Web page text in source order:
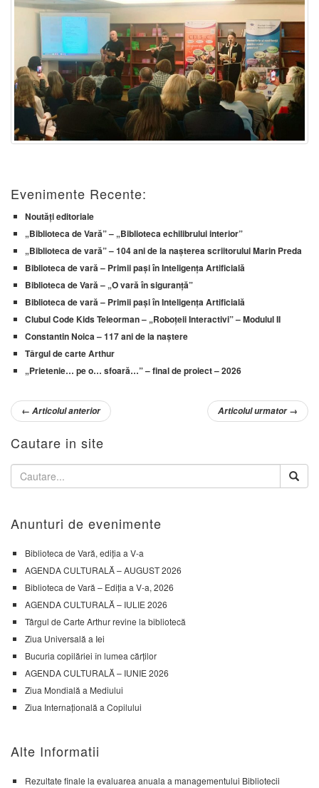
Evenimente Recente:
Noutăți editoriale
„Biblioteca de Vară” – „Biblioteca echilibrului interior”
„Biblioteca de vară” – 104 ani de la nașterea scriitorului Marin Preda
Biblioteca de vară – Primii pași în Inteligența Artificială
Biblioteca de Vară – „O vară în siguranță”
Biblioteca de vară – Primii pași în Inteligența Artificială
Clubul Code Kids Teleorman – „Roboțeii Interactivi” – Modulul II
Constantin Noica – 117 ani de la naștere
Târgul de carte Arthur
„Prietenie… pe o… sfoară…” – final de proiect – 2026
← Articolul anterior Articolul urmator→
Cautare in site
Anunturi de evenimente
Biblioteca de Vară, ediția a V-a
AGENDA CULTURALĂ – AUGUST 2026
Biblioteca de Vară – Ediția a V-a, 2026
AGENDA CULTURALĂ – IULIE 2026
Târgul de Carte Arthur revine la bibliotecă
Ziua Universală a Iei
Bucuria copilăriei în lumea cărților
AGENDA CULTURALĂ – IUNIE 2026
Ziua Mondială a Mediului
Ziua Internațională a Copilului
Alte Informatii
Rezultate finale la evaluarea anuala a managementului Bibliotecii